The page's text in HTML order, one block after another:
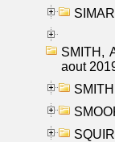
SMITH,
aout